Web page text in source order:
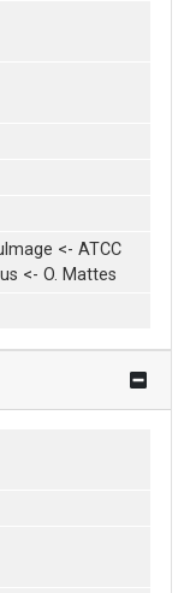
<- ATCC
<- O. Mattes